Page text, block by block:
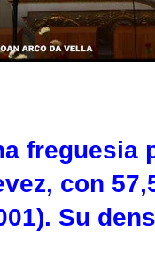
con
Su